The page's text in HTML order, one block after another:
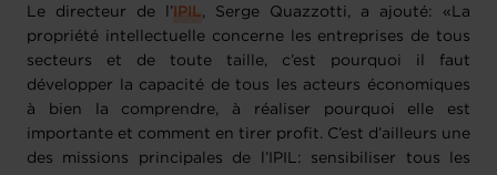
Le directeur de l’ IPIL, Serge Quazzotti, a ajouté: «La
propriété intellectuelle concerne les entreprises de tous
secteurs et de toute taille, c’est pourquoi il faut
développer la capacité de tous les acteurs économiques
à bien la comprendre, à réaliser pourquoi elle est
importante et comment en tirer profit. C’est d’ailleurs une
des missions principales de l’IPIL: sensibiliser tous les